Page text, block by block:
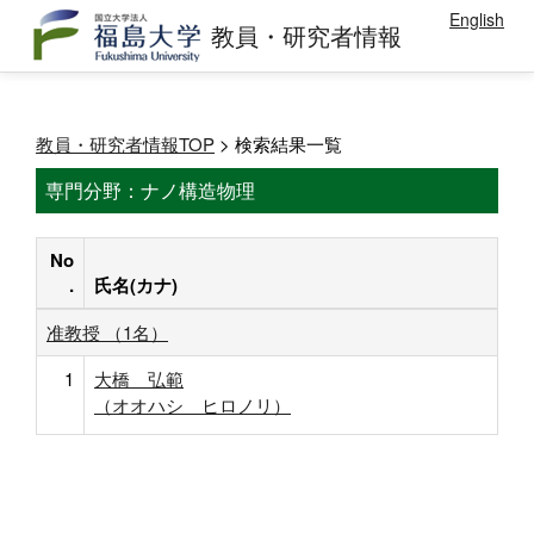
教員・研究者情報 English
教員・研究者情報TOP > 検索結果一覧
専門分野：ナノ構造物理
No
.
氏名(カナ)
准教授 （1名）
1
大橋 弘範
（オオハシ ヒロノリ）